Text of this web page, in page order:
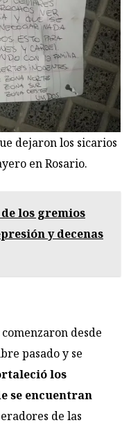
dejaron los sicarios
en Rosario.
los gremios
y decenas
desde
pasado y se
los
se encuentran
de las